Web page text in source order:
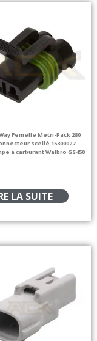
Femelle Metri-Pack 280
scellé 15300027
à carburant Walbro GS450
LA SUITE